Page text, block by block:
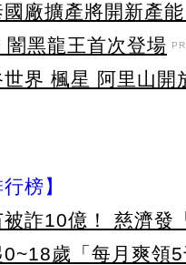
國廠擴產將開新產
黑龍王首次登場
界 楓星 阿里山開
榜】
被詐10億！ 慈濟發
0~18歲「每月爽領